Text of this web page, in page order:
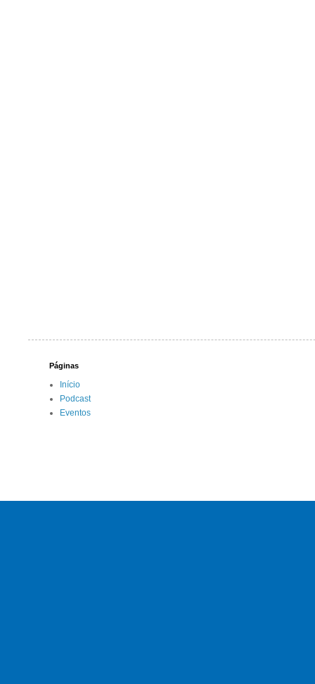
Páginas
Início
Podcast
Eventos